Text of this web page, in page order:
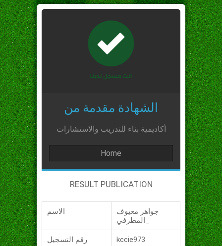
الشهادة مقدمة من
أكاديمية بناء للتدريب والاستشارات
Home
RESULT PUBLICATION
الاسم
جواهر معيوف
رقم التسجيل kccie973